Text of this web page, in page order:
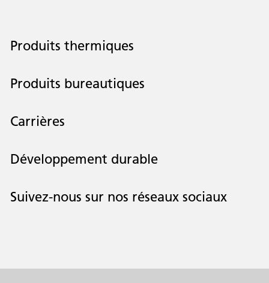
Produits thermiques
Produits bureautiques
Carrières
Développement durable
Suivez-nous sur nos réseaux sociaux